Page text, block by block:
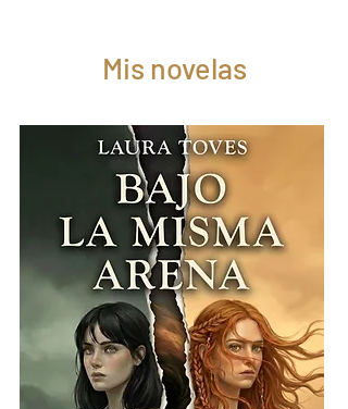
Mis novelas